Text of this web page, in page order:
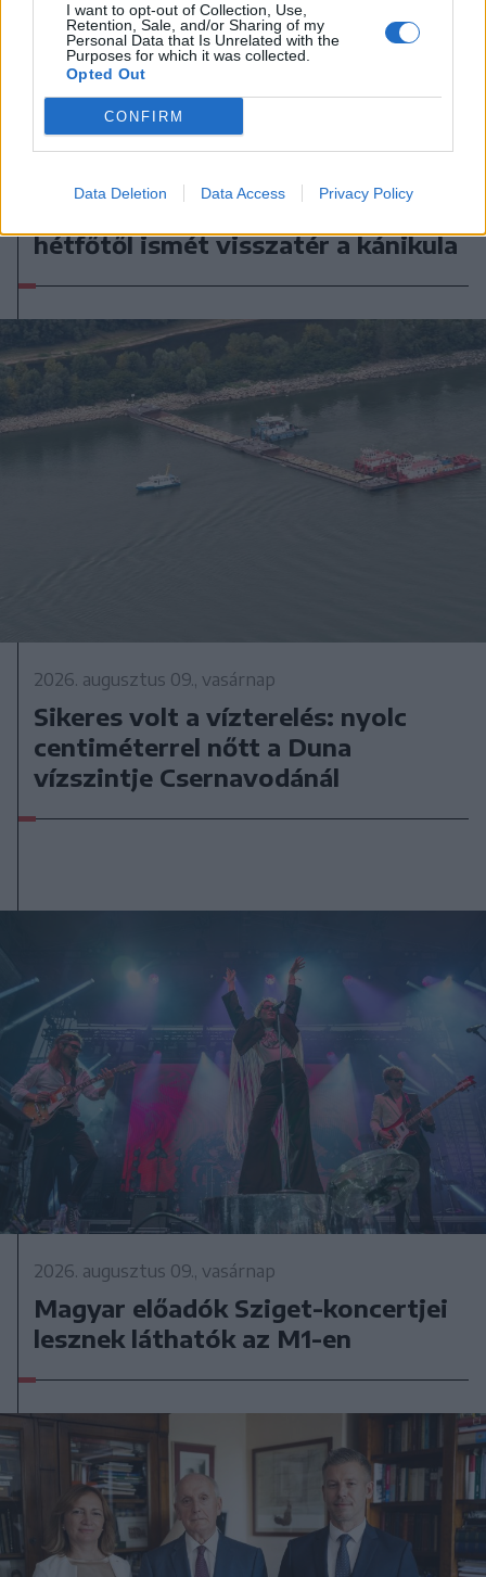
I want to opt-out of Collection, Use,
Retention, Sale, and/or Sharing of my
Personal Data that Is Unrelated with the
Purposes for which it was collected.
Opted Out
CONFIRM
Data Deletion Data Access Privacy Policy
hétfőtől ismét visszatér a kánikula
2026. augusztus 09., vasárnap
Sikeres volt a vízterelés: nyolc
centiméterrel nőtt a Duna
vízszintje Csernavodánál
2026. augusztus 09., vasárnap
Magyar előadók Sziget-koncertjei
lesznek láthatók az M1-en